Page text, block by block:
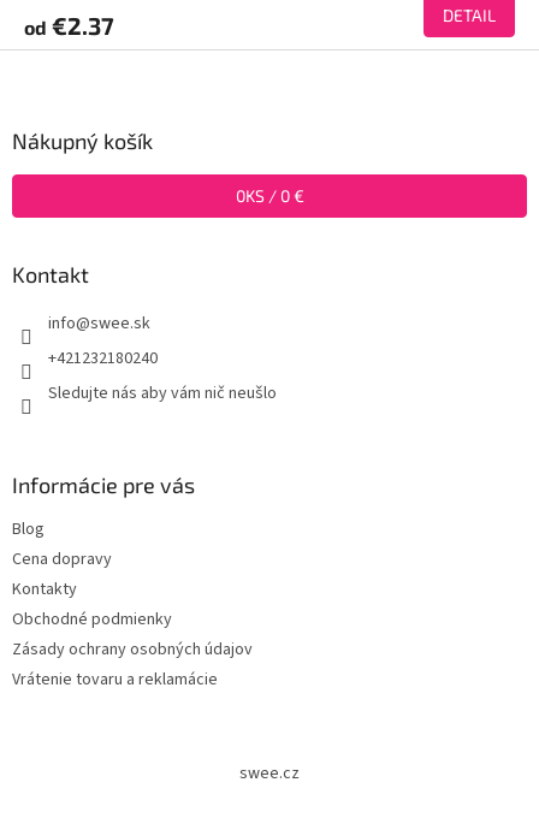
od €2.37 DETAIL
Nákupný košík
0KS / 0 €
Kontakt
info@swee.sk
+421232180240
Sledujte nás aby vám nič neušlo
Informácie pre vás
Blog
Cena dopravy
Kontakty
Obchodné podmienky
Zásady ochrany osobných údajov
Vrátenie tovaru a reklamácie
swee.cz